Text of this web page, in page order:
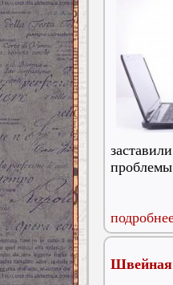
проблемы
Швейная